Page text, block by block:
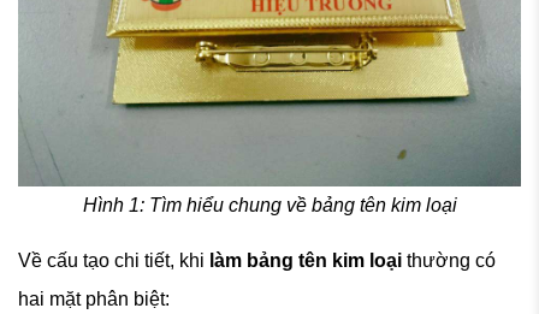
Hình 1: Tìm hiểu chung về bảng tên kim loại
Về cấu tạo chi tiết, khi làm bảng tên kim loại thường có
hai mặt phân biệt: